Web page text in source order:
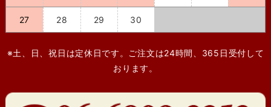
27 28 29 30
※土、日、祝日は定休日です。ご注文は24時間、365日受付して
おります。